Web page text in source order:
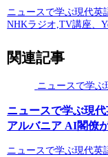
ニュースで学ぶ現代英
NHKラジオ,TV講座、
関連記事
ニュースで学ぶ
ニュースで学ぶ現
アルバニア AI閣僚
ニュースで学ぶ現代英